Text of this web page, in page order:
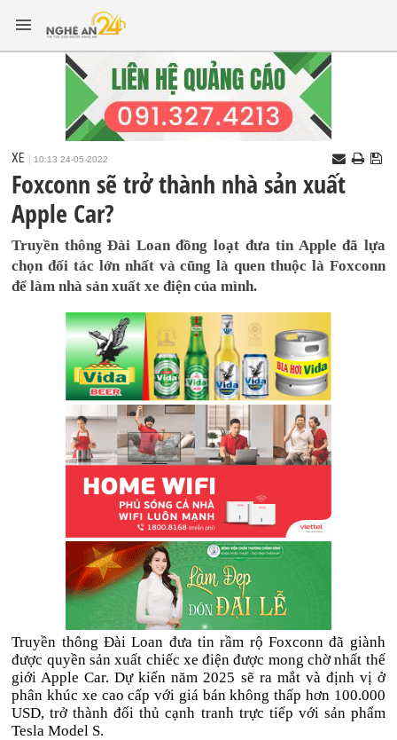
XE 10:13 24-05-2022
Foxconn sẽ trở thành nhà sản xuất
Apple Car?
Truyền thông Đài Loan đồng loạt đưa tin Apple đã lựa
chọn đối tác lớn nhất và cũng là quen thuộc là Foxconn
để làm nhà sản xuất xe điện của mình.
Truyền thông Đài Loan đưa tin rầm rộ Foxconn đã giành
được quyền sản xuất chiếc xe điện được mong chờ nhất thế
giới Apple Car. Dự kiến năm 2025 sẽ ra mắt và định vị ở
phân khúc xe cao cấp với giá bán không thấp hơn 100.000
USD, trở thành đối thủ cạnh tranh trực tiếp với sản phẩm
Tesla Model S.